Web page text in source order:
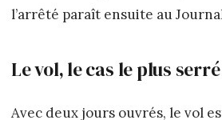
l’arrêté paraît ensuite au
Le vol, le cas le plus serré
Avec deux jours ouvrés, le vol